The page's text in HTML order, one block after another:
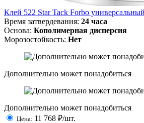
Клей 522 Star Tack Forbo
Время затвердевания: 24 часа
Основа: Кополимерная дисперсия
Морозостойкость: Нет
Дополнительно может понадобиться
Дополнительно может понадобиться
Цена: 11 768 ₽/шт.